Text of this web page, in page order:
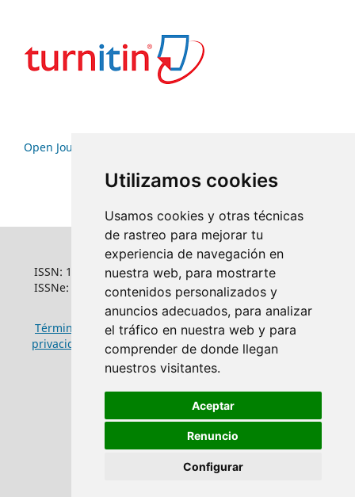
Utilizamos cookies
Usamos cookies y otras técnicas
de rastreo para mejorar tu
experiencia de navegación en
nuestra web, para mostrarte
contenidos personalizados y
anuncios adecuados, para analizar
el tráfico en nuestra web y para
comprender de donde llegan
nuestros visitantes.
Aceptar
Renuncio
Configurar
Open Journal Systems
ISSN: 1022-6508
ISSNe: 1681-5653
Términos y condiciones de uso|Política de
privacidad
Política de cookies